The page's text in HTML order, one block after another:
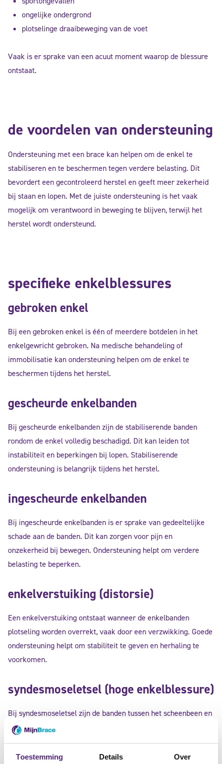
Toestemming Details Over
ongelijke ondergrond
plotselinge draaibeweging van de voet
Vaak is er sprake van een acuut moment waarop de blessure
ontstaat.
de voordelen van ondersteuning
Ondersteuning met een brace kan helpen om de enkel te
stabiliseren en te beschermen tegen verdere belasting. Dit
bevordert een gecontroleerd herstel en geeft meer zekerheid
bij staan en lopen. Met de juiste ondersteuning is het vaak
mogelijk om verantwoord in beweging te blijven, terwijl het
herstel wordt ondersteund.
specifieke enkelblessures
gebroken enkel
Bij een gebroken enkel is één of meerdere botdelen in het
enkelgewricht gebroken. Na medische behandeling of
immobilisatie kan ondersteuning helpen om de enkel te
beschermen tijdens het herstel.
gescheurde enkelbanden
Bij gescheurde enkelbanden zijn de stabiliserende banden
rondom de enkel volledig beschadigd. Dit kan leiden tot
instabiliteit en beperkingen bij lopen. Stabiliserende
ondersteuning is belangrijk tijdens het herstel.
ingescheurde enkelbanden
Bij ingescheurde enkelbanden is er sprake van gedeeltelijke
schade aan de banden. Dit kan zorgen voor pijn en
onzekerheid bij bewegen. Ondersteuning helpt om verdere
belasting te beperken.
enkelverstuiking (distorsie)
Een enkelverstuiking ontstaat wanneer de enkelbanden
plotseling worden overrekt, vaak door een verzwikking. Goede
ondersteuning helpt om stabiliteit te geven en herhaling te
voorkomen.
syndesmoseletsel (hoge enkelblessure)
Bij syndesmoseletsel zijn de banden tussen het scheenbeen en
kuitbeen beschadigd. Dit type blessure kan langdurige
instabiliteit veroorzaken en vraagt vaak om gerichte
ondersteuning.